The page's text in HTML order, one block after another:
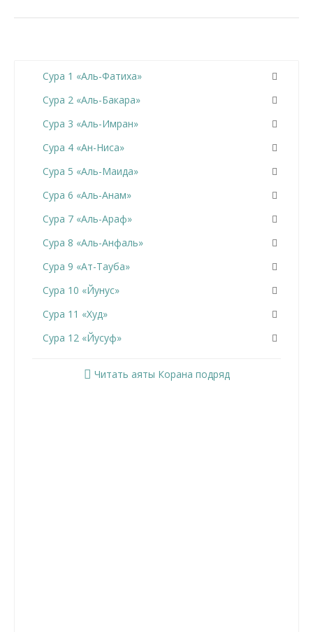
Сура 1 «Аль-Фатиха»
Сура 2 «Аль-Бакара»
Сура 3 «Аль-Имран»
Сура 4 «Ан-Ниса»
Сура 5 «Аль-Маида»
Сура 6 «Аль-Анам»
Сура 7 «Аль-Араф»
Сура 8 «Аль-Анфаль»
Сура 9 «Ат-Тауба»
Сура 10 «Йунус»
Сура 11 «Худ»
Сура 12 «Йусуф»
Читать аяты Корана подряд